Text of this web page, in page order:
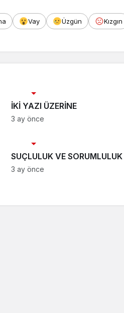
Vay Üzgün Kızgın
İKİ YAZI ÜZERİNE
3 ay önce
SUÇLULUK VE SORUMLULUK
3 ay önce